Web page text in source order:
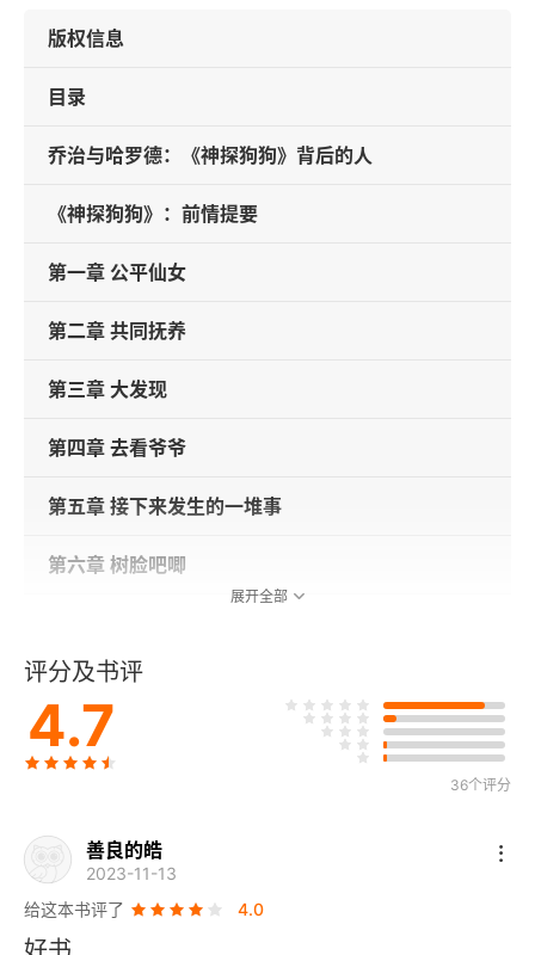
版权信息
目录
乔治与哈罗德：《神探狗狗》背后的人
《神探狗狗》：前情提要
第一章 公平仙女
第二章 共同抚养
第三章 大发现
第四章 去看爷爷
第五章 接下来发生的一堆事
第六章 树脸吧唧
第八章 天空中的寻回犬
第九章 跑吧，祖祖，跑吧！
第十一章 猫小子的难题
第十二章 老天哪，茉莉小姐！
展开全部
评分及书评
4.7
36个评分
善良的皓
2023-11-13
给这本书评了
4.0